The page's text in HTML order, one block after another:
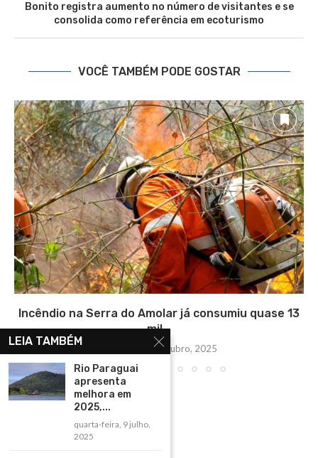
Bonito registra aumento no número de visitantes e se
consolida como referência em ecoturismo
VOCÊ TAMBÉM PODE GOSTAR
Incêndio na Serra do Amolar já consumiu quase 13
mil...
terça-feira, 7 outubro, 2025
LEIA TAMBÉM
Rio Paraguai
apresenta
melhora em
2025,...
quarta-feira, 9 julho,
2025